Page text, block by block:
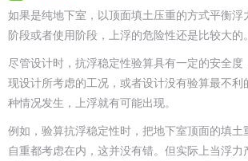
如果是纯地下室，以顶面填土压重的方式平衡
阶段或者使用阶段，上浮的危险性还是比较大的。
尽管设计时，抗浮稳定性验算具有一定的安全度
现设计所考虑的工况，或者设计没有验算最不利
种情况发生，上浮就有可能出现。
例如，验算抗浮稳定性时，把地下室顶面的填土
自重都考虑在内，这并没有错。但实际上当浮力